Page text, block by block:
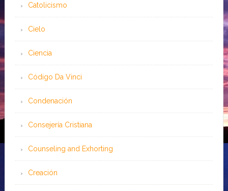
Catolicismo
Cielo
Ciencia
Código Da Vinci
Condenación
Consejería Cristiana
Counseling and Exhorting
Creación